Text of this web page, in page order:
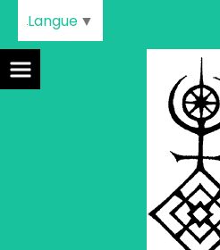
Langue ▼